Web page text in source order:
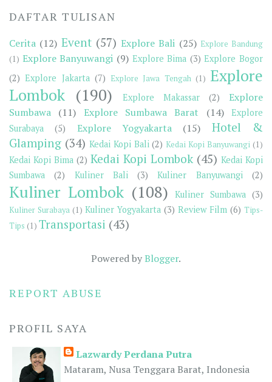
DAFTAR TULISAN
Cerita (12) Event (57) Explore Bali (25) Explore Bandung
(1) Explore Banyuwangi (9) Explore Bima (3) Explore Bogor
(2) Explore Jakarta (7) Explore Jawa Tengah (1) Explore
Lombok (190) Explore Makassar (2)
Explore
Sumbawa (11) Explore Sumbawa Barat (14)
Explore
Surabaya
(5) Explore Yogyakarta (15)
Hotel &
Glamping (34) Kedai Kopi Bali (2) Kedai Kopi Banyuwangi (1)
Kedai Kopi Bima (2) Kedai Kopi Lombok (45) Kedai Kopi
Sumbawa
(2) Kuliner Bali (3) Kuliner Banyuwangi (2)
Kuliner Lombok (108) Kuliner Sumbawa (3)
Kuliner Surabaya (1) Kuliner Yogyakarta (3) Review Film (6) Tips-
Tips (1) Transportasi (43)
Powered byBlogger.
REPORT ABUSE
PROFIL SAYA
Lazwardy Perdana Putra
Mataram, Nusa Tenggara Barat, Indonesia